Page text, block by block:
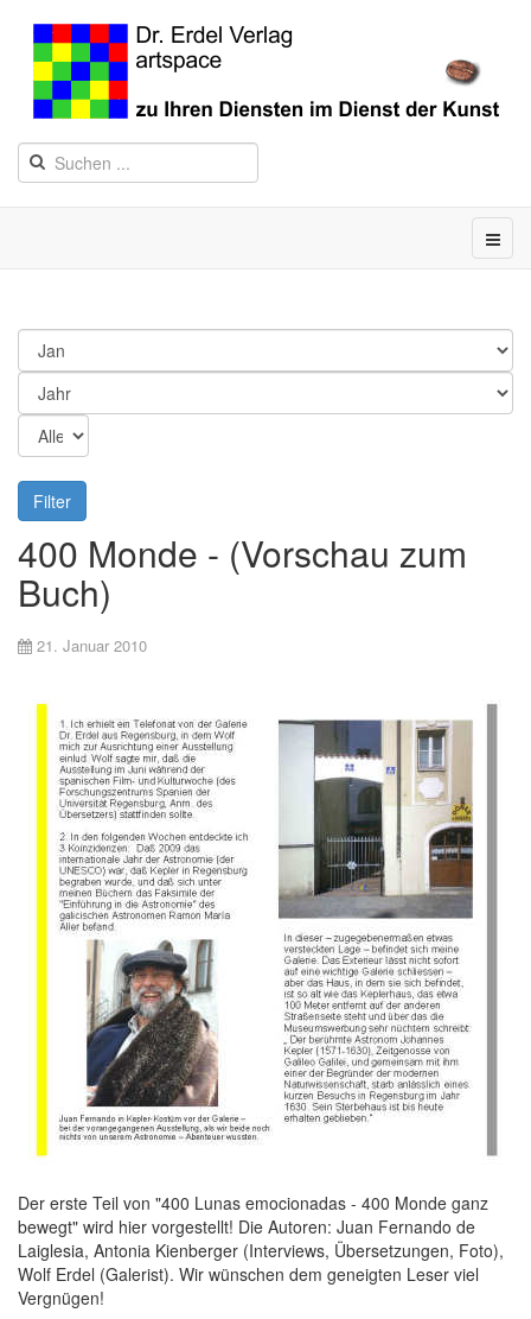
Filter
400 Monde - (Vorschau zum
Buch)
21. Januar 2010
Der erste Teil von "400 Lunas emocionadas - 400 Monde ganz
bewegt" wird hier vorgestellt! Die Autoren: Juan Fernando de
Laiglesia, Antonia Kienberger (Interviews, Übersetzungen, Foto),
Wolf Erdel (Galerist). Wir wünschen dem geneigten Leser viel
Vergnügen!